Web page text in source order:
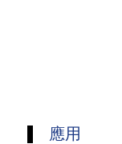
應用